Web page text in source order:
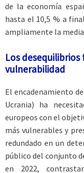
de la economía
hasta el 10,5 % a
ampliamente la
Los
vulnerabilidad
El encadenamiento
Ucrania) ha
europeos con el
más vulnerables y
redundado en un
público del conjunto
en 2022,